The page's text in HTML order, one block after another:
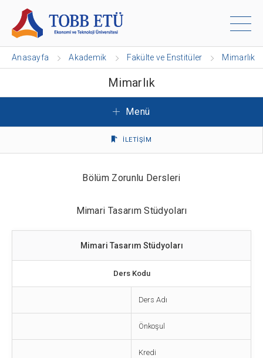
Anasayfa Akademik Fakülte ve Enstitüler Mimarlık
Mimarlık
Menü
İLETİŞİM
Bölüm Zorunlu Dersleri
Mimari Tasarım Stüdyoları
Mimari Tasarım Stüdyoları
Ders Kodu
Ders Adı
Önkoşul
Kredi